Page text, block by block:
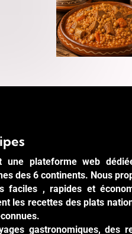
une plateforme web
des 6 continents. Nous
faciles , rapides et
les recettes des plats
gastronomiques, des